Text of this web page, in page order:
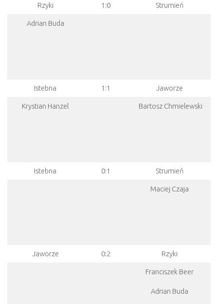
Rzyki 1:0 Strumień
Adrian Buda
Istebna 1:1 Jaworze
Krystian Hanzel Bartosz Chmielewski
Istebna 0:1 Strumień
Maciej Czaja
Jaworze 0:2 Rzyki
Franciszek Beer
Adrian Buda